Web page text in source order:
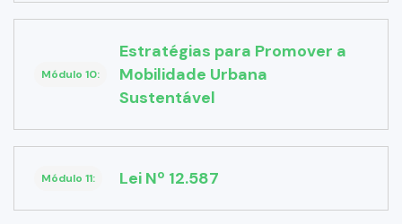
Módulo 10:
Estratégias para Promover a
Mobilidade Urbana
Sustentável
Módulo 11: Lei Nº 12.587